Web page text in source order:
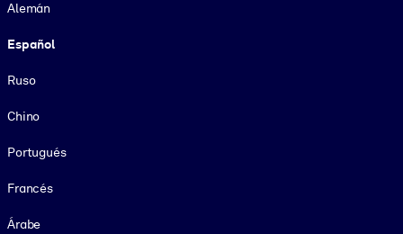
Alemán
Español
Ruso
Chino
Portugués
Francés
Árabe